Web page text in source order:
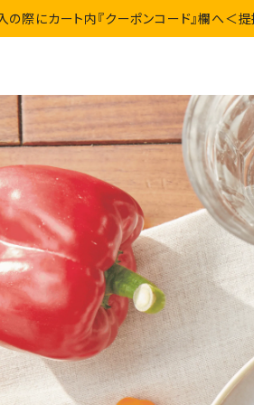
の際にカート内『クーポンコード』欄へ＜